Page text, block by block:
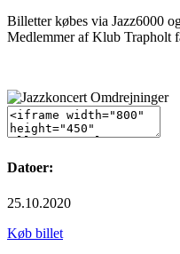
Billetter købes via Jazz6000
Medlemmer af Klub Trapholt
Datoer:
25.10.2020
Køb billet